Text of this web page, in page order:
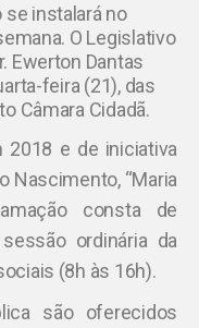
se instalará no
O Legislativo
Ewerton Dantas
feira (21), das
Câmara Cidadã.
2018 e de iniciativa
Nascimento, “Maria
consta de
ordinária da
(8h às 16h).
são oferecidos